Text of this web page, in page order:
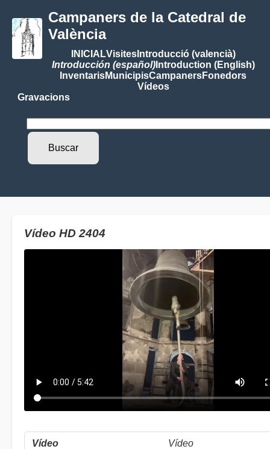
Campaners de la Catedral de
València
INICIALVisitesIntroducció (valencià)
Introducción (español)Introduction (English)
InventarisMunicipisCampanersFonedors
Vídeos
Gravacions
Vídeo HD 2404
Vídeo